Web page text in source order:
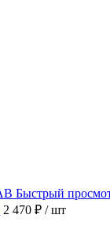
Быстрый
2 470 ₽ / шт